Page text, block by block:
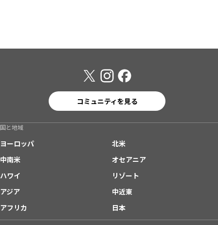
コミュニティを見る
国と地域
ヨーロッパ
北米
中南米
オセアニア
ハワイ
リゾート
アジア
中近東
アフリカ
日本